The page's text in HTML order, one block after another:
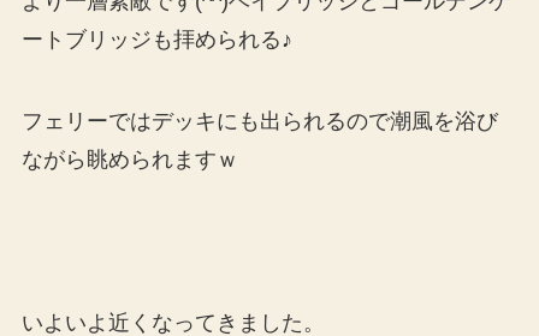
ートブリッジも拝められる♪
フェリーではデッキにも出られるので潮風を浴び
ながら眺められますｗ
いよいよ近くなってきました。